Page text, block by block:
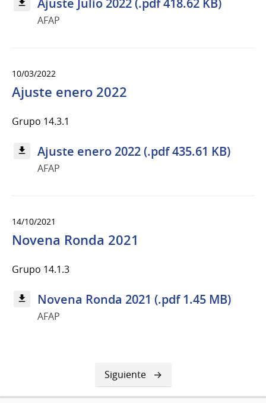
AFAP
10/03/2022
Ajuste enero 2022
Grupo 14.3.1
Ajuste enero 2022 (.pdf 435.61 KB)
AFAP
14/10/2021
Novena Ronda 2021
Grupo 14.1.3
Novena Ronda 2021 (.pdf 1.45 MB)
AFAP
Siguiente
página
Siguiente